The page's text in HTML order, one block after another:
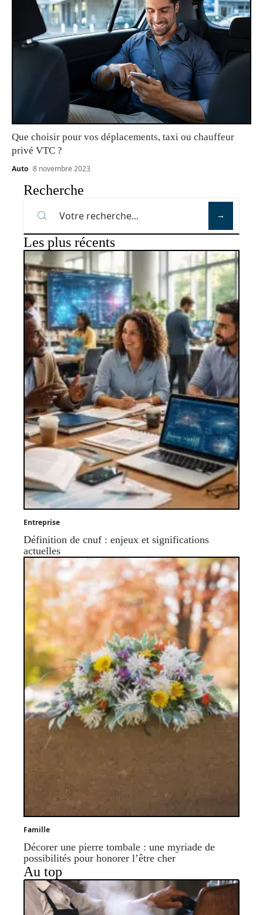
Que choisir pour vos déplacements, taxi ou chauffeur
privé VTC ?
Auto 8 novembre 2023
Recherche
Les plus récents
Entreprise
Définition de cnuf : enjeux et significations
actuelles
Famille
Décorer une pierre tombale : une myriade de
possibilités pour honorer l’être cher
Au top